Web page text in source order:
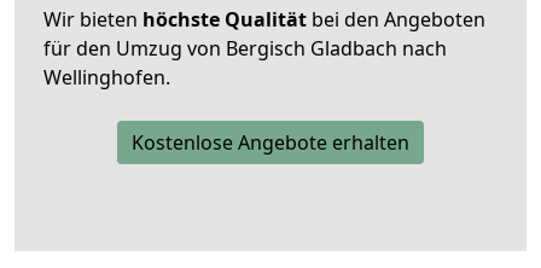
Wir bieten höchste Qualität bei den Angeboten
für den Umzug von Bergisch Gladbach nach
Wellinghofen.
Kostenlose Angebote erhalten